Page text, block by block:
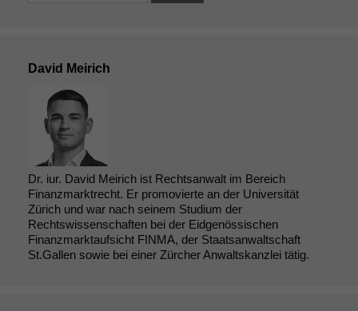
David Meirich
Dr. iur. David Meirich ist Rechtsanwalt im Bereich
Finanzmarktrecht. Er promovierte an der Universität
Zürich und war nach seinem Studium der
Rechtswissenschaften bei der Eidgenössischen
Finanzmarktaufsicht FINMA, der Staatsanwaltschaft
St.Gallen sowie bei einer Zürcher Anwaltskanzlei tätig.
verbessern,
zeichnen
wir
anonyme
statistische
Daten auf.